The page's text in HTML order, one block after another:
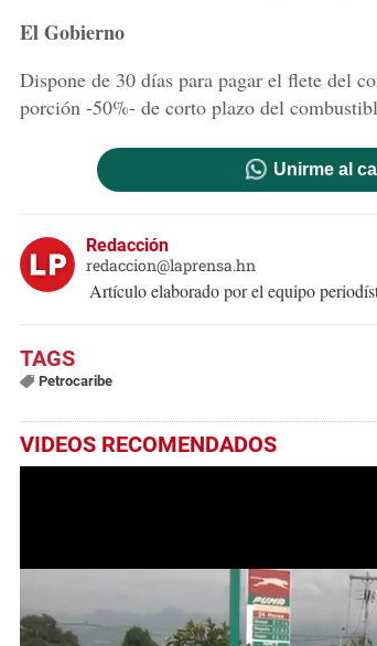
El Gobierno
Dispone de 30 días para pagar el flete del
porción -50%- de corto plazo del
Unirme al
Redacción
redaccion@laprensa.hn
Artículo elaborado por el equipo
Petrocaribe
VIDEOS RECOMENDADOS